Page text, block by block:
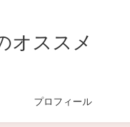
オススメ
プロフィール